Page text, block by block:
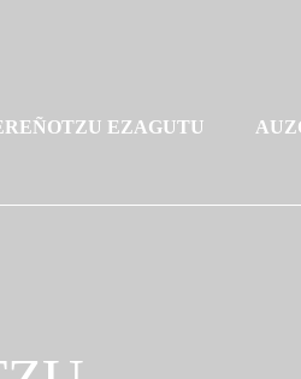
EZAGUTU